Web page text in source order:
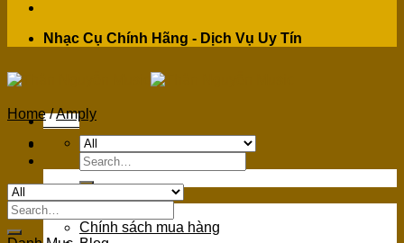
Nhạc Cụ Chính Hãng - Dịch Vụ Uy Tín
Menu
Search
for:
Chính sách mua hàng
Home /Amply
Search
for: